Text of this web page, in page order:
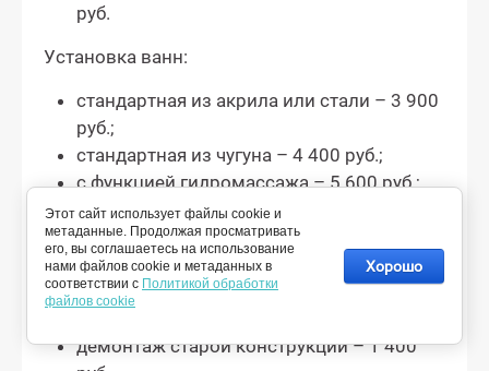
руб.
Установка ванн:
стандартная из акрила или стали – 3 900
руб.;
стандартная из чугуна – 4 400 руб.;
с функцией гидромассажа – 5 600 руб.;
с ограждением из стекла – 8 400 руб.;
модель стоимостью от 70 000 руб. – 10%
от суммы;
монтаж ограждения на ванну – 4 500
демонтаж старой конструкции – 1 400
Этот сайт использует файлы cookie и
метаданные. Продолжая просматривать
его, вы соглашаетесь на использование
нами файлов cookie и метаданных в
соответствии с Политикой обработки
файлов cookie
Хорошо